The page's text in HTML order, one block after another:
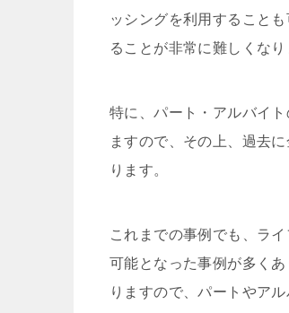
ッシングを利用すること
ることが非常に難しくなり
特に、パート・アルバイ
ますので、その上、過去
ります。
これまでの事例でも、ラ
可能となった事例が多く
りますので、パートやア